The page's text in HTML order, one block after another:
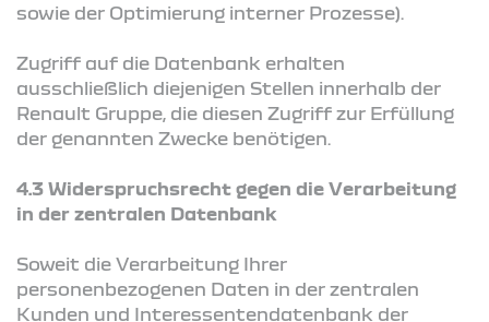
sowie der Optimierung interner Prozesse).
Zugriff auf die Datenbank erhalten
ausschließlich diejenigen Stellen innerhalb der
Renault Gruppe, die diesen Zugriff zur Erfüllung
der genannten Zwecke benötigen.
4.3 Widerspruchsrecht gegen die Verarbeitung
in der zentralen Datenbank
Soweit die Verarbeitung Ihrer
personenbezogenen Daten in der zentralen
Kunden und Interessentendatenbank der